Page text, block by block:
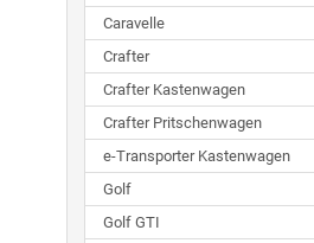
Caravelle
Crafter
Crafter Kastenwagen
Crafter Pritschenwagen
e-Transporter Kastenwagen
Golf
Golf GTI